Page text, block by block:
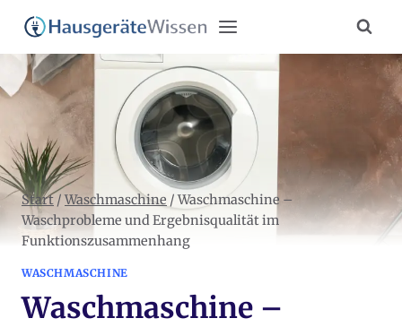
Zum
Inhalt
springen
Start / Waschmaschine / Waschmaschine –
Waschprobleme und Ergebnisqualität im
Funktionszusammenhang
WASCHMASCHINE
Waschmaschine –